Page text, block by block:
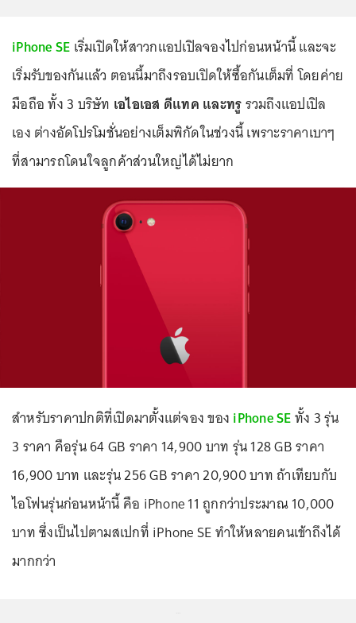
iPhone SE เริ่มเปิดให้สาวกแอปเปิลจองไปก่อนหน้านี้ และจะ
เริ่มรับของกันแล้ว ตอนนี้มาถึงรอบเปิดให้ซื้อกันเต็มที่ โดยค่าย
มือถือ ทั้ง 3 บริษัท เอไอเอส ดีแทค และทรูรวมถึงแอปเปิล
เอง ต่างอัดโปรโมชั่นอย่างเต็มพิกัดในช่วงนี้ เพราะราคาเบาๆ
ที่สามารถโดนใจลูกค้าส่วนใหญ่ได้ไม่ยาก
สำหรับราคาปกติที่เปิดมาตั้งแต่จอง ของ iPhone SEทั้ง 3 รุ่น
3 ราคา คือรุ่น 64 GB ราคา 14,900 บาท รุ่น 128 GB ราคา
16,900 บาท และรุ่น 256 GB ราคา 20,900 บาท ถ้าเทียบกับ
ไอโฟนรุ่นก่อนหน้านี้ คือ iPhone 11 ถูกกว่าประมาณ 10,000
บาท ซึ่งเป็นไปตามสเปกที่ iPhone SE ทำให้หลายคนเข้าถึงได้
มากกว่า